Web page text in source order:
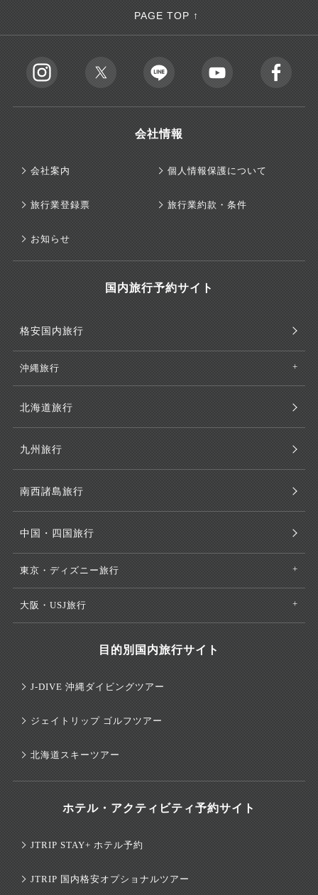
PAGE TOP ↑
会社情報
会社案内 個人情報保護について
旅行業登録票 旅行業約款・条件
お知らせ
国内旅行予約サイト
格安国内旅行
沖縄旅行
北海道旅行
九州旅行
南西諸島旅行
中国・四国旅行
東京・ディズニー旅行
大阪・USJ旅行
目的別国内旅行サイト
J-DIVE 沖縄ダイビングツアー
ジェイトリップ ゴルフツアー
北海道スキーツアー
ホテル・アクティビティ予約サイト
JTRIP STAY+ ホテル予約
JTRIP 国内格安オプショナルツアー